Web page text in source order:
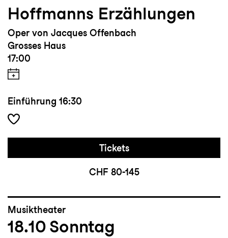
Hoffmanns Erzählungen
Oper von Jacques Offenbach
Grosses Haus
17:00
Einführung 16:30
Tickets
CHF 80-145
Musiktheater
18.10 Sonntag